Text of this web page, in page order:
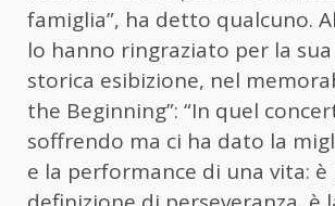
famiglia”, ha detto qualcuno.
lo hanno ringraziato per la
storica esibizione, nel
the Beginning”: “In quel
soffrendo ma ci ha dato la
e la performance di una vita: è